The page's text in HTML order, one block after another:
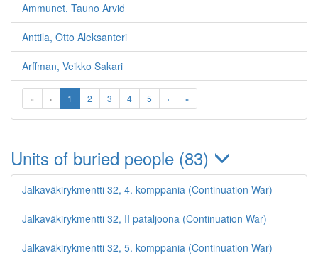
Ammunet, Tauno Arvid
Anttila, Otto Aleksanteri
Arffman, Veikko Sakari
« ‹ 1 2 3 4 5 › »
Units of buried people (83)
Jalkaväkirykmentti 32, 4. komppania (Continuation War)
Jalkaväkirykmentti 32, II pataljoona (Continuation War)
Jalkaväkirykmentti 32, 5. komppania (Continuation War)